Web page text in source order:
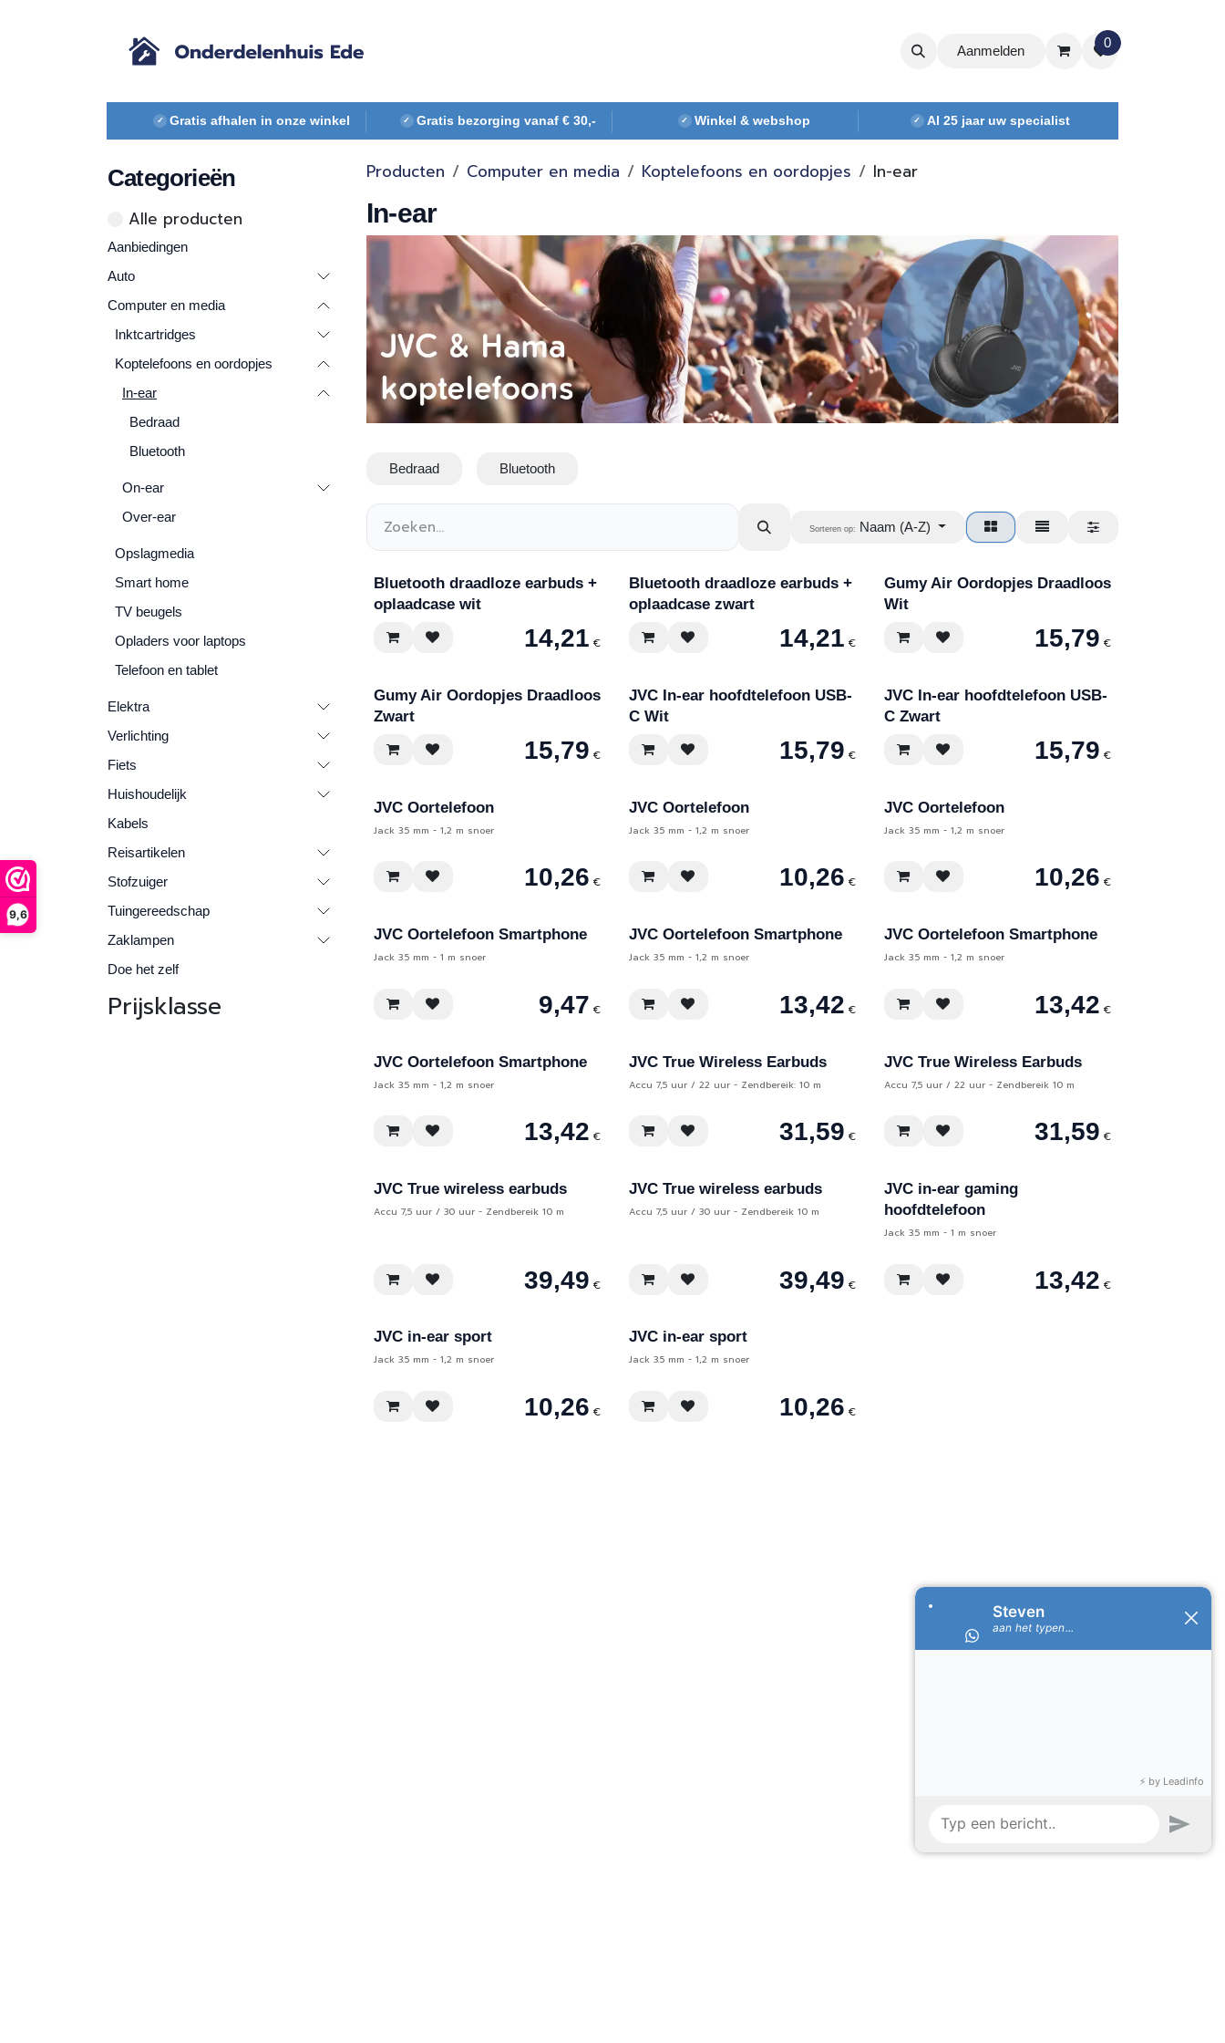
9,6
Aanmelden
0
✓ Gratis afhalen in onze winkel ✓ Gratis bezorging vanaf € 30,- ✓ Winkel & webshop ✓ Al 25 jaar uw specialist
Categorieën
Alle ​​pr​oducten
Aanbiedingen
Auto
Computer en media
Inktcartridges
Koptelefoons en oordopjes
In-ear
Bedraad
Bluetooth
On-ear
Over-ear
Opslagmedia
Smart home
TV beugels
Opladers voor laptops
Telefoon en tablet
Elektra
Verlichting
Fiets
Huishoudelijk
Kabels
Reisartikelen
Stofzuiger
Tuingereedschap
Zaklampen
Doe het zelf
Prijsklasse
Producten Computer en media Koptelefoons en oordopjes In-ear
In-ear
Bedraad Bluetooth
Sorteren op: Naam (A-Z)
Bluetooth draadloze earbuds +
oplaadcase wit
14,21 €
Bluetooth draadloze earbuds +
oplaadcase zwart
14,21 €
Gumy Air Oordopjes Draadloos
Wit
15,79 €
Gumy Air Oordopjes Draadloos
Zwart
15,79 €
JVC In-ear hoofdtelefoon USB-
C Wit
15,79 €
JVC In-ear hoofdtelefoon USB-
C Zwart
15,79 €
JVC Oortelefoon
Jack 3.5 mm - 1,2 m snoer
10,26 €
JVC Oortelefoon
Jack 3.5 mm - 1,2 m snoer
10,26 €
JVC Oortelefoon
Jack 3.5 mm - 1,2 m snoer
10,26 €
JVC Oortelefoon Smartphone
Jack 3.5 mm - 1 m snoer
9,47 €
JVC Oortelefoon Smartphone
Jack 3.5 mm - 1,2 m snoer
13,42 €
JVC Oortelefoon Smartphone
Jack 3.5 mm - 1,2 m snoer
13,42 €
JVC Oortelefoon Smartphone
Jack 3.5 mm - 1,2 m snoer
13,42 €
JVC True Wireless Earbuds
Accu 7,5 uur / 22 uur - Zendbereik: 10 m
31,59 €
JVC True Wireless Earbuds
Accu 7,5 uur / 22 uur - Zendbereik 10 m
31,59 €
JVC True wireless earbuds
Accu 7,5 uur / 30 uur - Zendbereik 10 m
39,49 €
JVC True wireless earbuds
Accu 7,5 uur / 30 uur - Zendbereik 10 m
39,49 €
JVC in-ear gaming
hoofdtelefoon
Jack 3.5 mm - 1 m snoer
13,42 €
JVC in-ear sport
Jack 3.5 mm - 1,2 m snoer
10,26 €
JVC in-ear sport
Jack 3.5 mm - 1,2 m snoer
10,26 €